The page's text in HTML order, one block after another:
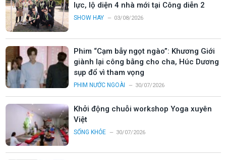
lực, lộ diện 4 nhà mới tại Công diễn 2
SHOW HAY 03/08/2026
Phim “Cạm bẫy ngọt ngào”: Khương Giới
giành lại công bằng cho cha, Húc Dương
sụp đổ vì tham vọng
PHIM NƯỚC NGOÀI 30/07/2026
Khởi động chuỗi workshop Yoga xuyên
Việt
SỐNG KHỎE 30/07/2026